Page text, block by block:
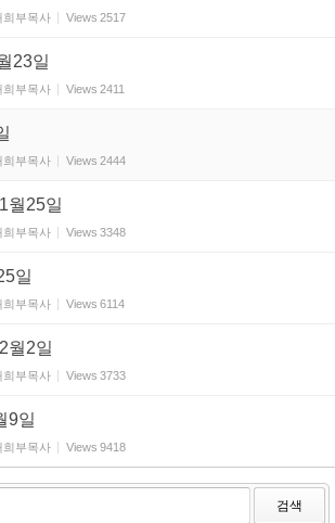
희부목사 Views 2517
23일
희부목사 Views 2411
희부목사 Views 2444
월25일
희부목사 Views 3348
일
희부목사 Views 6114
월2일
희부목사 Views 3733
9일
희부목사 Views 9418
검색